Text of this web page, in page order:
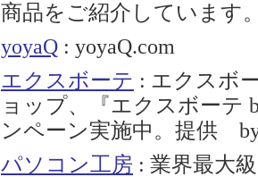
商品をご紹介しています
yoyaQ : yoyaQ.com
エクスボーテ : エクスボ
ョップ、『エクスボーテ
ンペーン実施中。提供
パソコン工房 : 業界最大